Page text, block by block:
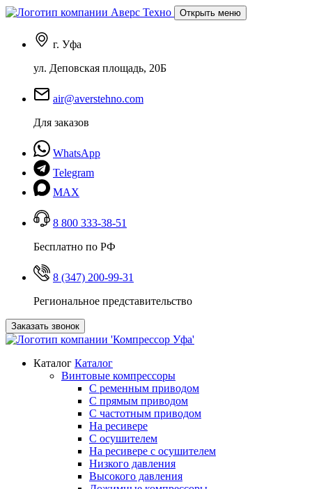
Открыть меню
г. Уфа
ул. Деповская площадь, 20Б
air@averstehno.com
Для заказов
WhatsApp
Telegram
MAX
8 800 333-38-51
Бесплатно по РФ
8 (347) 200-99-31
Региональное представительство
Заказать звонок
Каталог Каталог
Винтовые компрессоры
С ременным приводом
С прямым приводом
С частотным приводом
На ресивере
С осушителем
На ресивере с осушителем
Низкого давления
Высокого давления